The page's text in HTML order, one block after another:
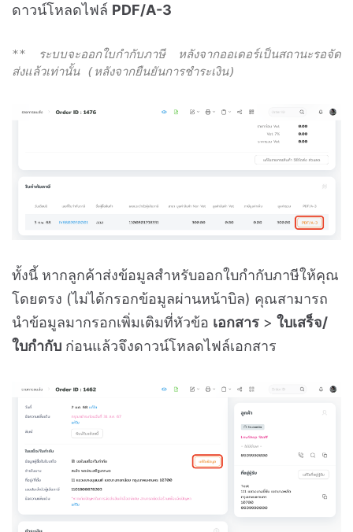
ดาวน์โหลดไฟล์ PDF/A-3
** ระบบจะออกใบกำกับภาษี หลังจากออเดอร์เป็นสถานะรอจัด
ส่งแล้วเท่านั้น (หลังจากยืนยันการชำระเงิน)
ทั้งนี้ หากลูกค้าส่งข้อมูลสำหรับออกใบกำกับภาษีให้คุณ
โดยตรง (ไม่ได้กรอกข้อมูลผ่านหน้าบิล) คุณสามารถ
นำข้อมูลมากรอกเพิ่มเติมที่หัวข้อ เอกสาร > ใบเสร็จ/
ใบกำกับ ก่อนแล้วจึงดาวน์โหลดไฟล์เอกสาร